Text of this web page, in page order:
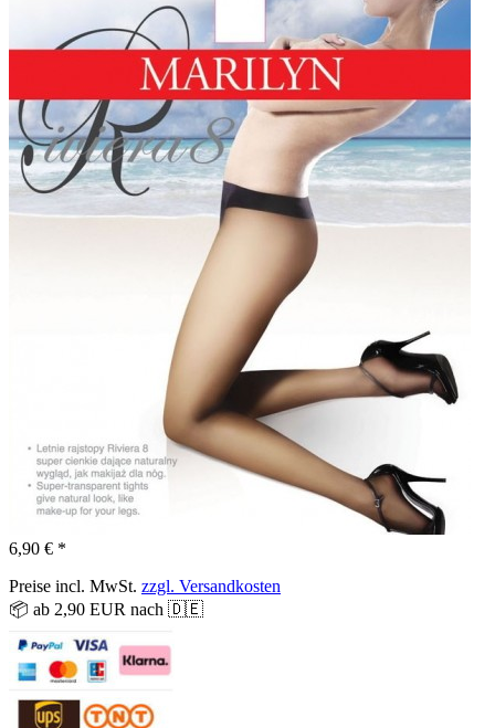
6,90 € *
Preise incl. MwSt. zzgl. Versandkosten
📦 ab 2,90 EUR nach 🇩🇪